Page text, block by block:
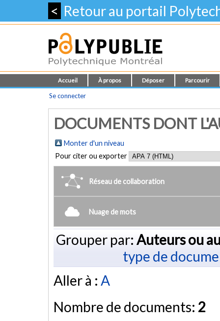
< Retour au portail
Accueil À propos Déposer Parcourir
Se connecter
DOCUMENTS DONT
Monter d'un niveau
Pour citer ou exporter
Réseau de collaboration
Nuage de mots
Grouper par: Auteurs ou
type de
Aller à : A
Nombre de documents: 2